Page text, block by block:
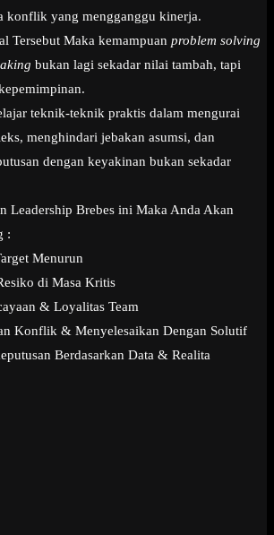
konflik yang mengganggu kinerja.
Tersebut Maka kemampuan problem solving
bukan lagi sekadar nilai tambah, tapi
teknik-teknik praktis dalam mengurai
menghindari jebakan asumsi, dan
dengan keyakinan bukan sekadar
Leadership Brebes ini Maka Anda Akan
:
Menurun
di Masa Kritis
& Loyalitas Team
Konflik & Menyelesaikan Dengan Solutif
Berdasarkan Data & Realita